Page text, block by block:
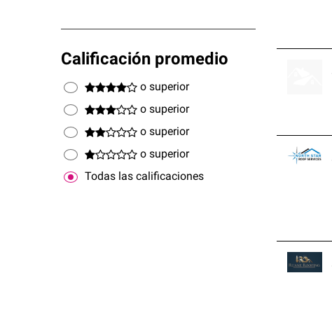
Calificación promedio
o superior
o superior
o superior
o superior
Todas las calificaciones